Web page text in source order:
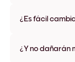
disponibles en
¿Es fácil
ningún daño
¿Y no dañarán